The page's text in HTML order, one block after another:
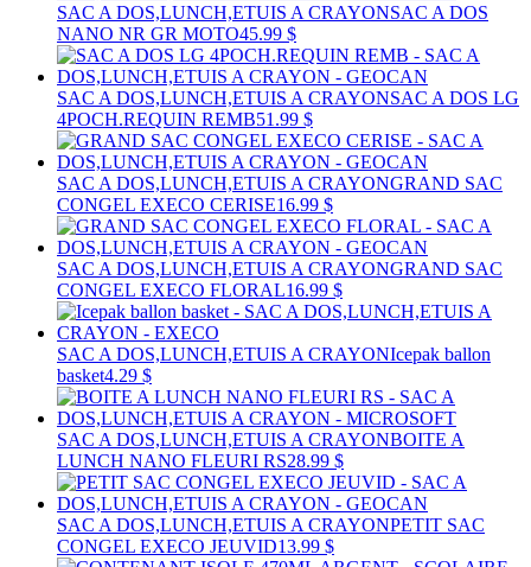
SAC A DOS,LUNCH,ETUIS A CRAYONSAC A DOS
NANO NR GR MOTO45.99 $
SAC A DOS,LUNCH,ETUIS A CRAYONSAC A DOS LG
4POCH.REQUIN REMB51.99 $
SAC A DOS,LUNCH,ETUIS A CRAYONGRAND SAC
CONGEL EXECO CERISE16.99 $
SAC A DOS,LUNCH,ETUIS A CRAYONGRAND SAC
CONGEL EXECO FLORAL16.99 $
SAC A DOS,LUNCH,ETUIS A CRAYONIcepak ballon
basket4.29 $
SAC A DOS,LUNCH,ETUIS A CRAYONBOITE A
LUNCH NANO FLEURI RS28.99 $
SAC A DOS,LUNCH,ETUIS A CRAYONPETIT SAC
CONGEL EXECO JEUVID13.99 $